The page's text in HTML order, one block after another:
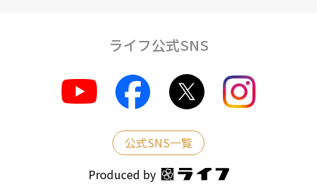
ライフ公式SNS
公式SNS一覧
Produced by